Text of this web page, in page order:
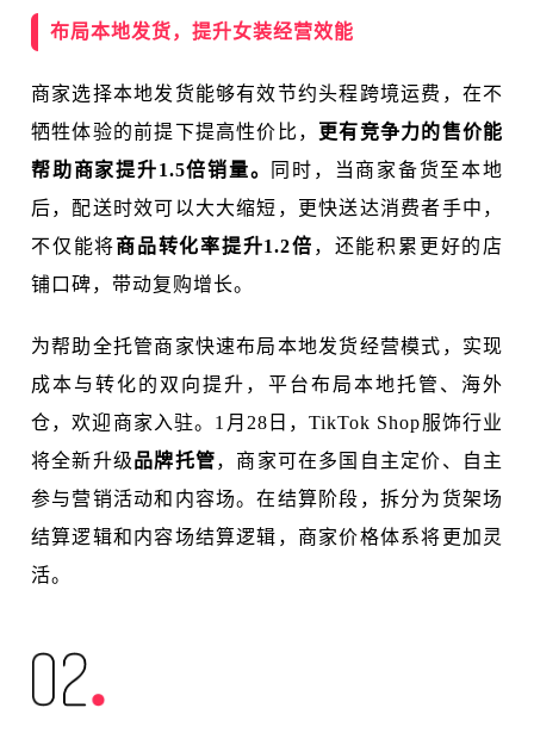
布局本地发货，提升女装经营效能
商家选择本地发货能够有效节约头程跨境运费，在不
牺牲体验的前提下提高性价比，
更有竞争力的售价能
帮助商家提升1.5倍销量。
同时，当商家备货至本地
后，配送时效可以大大缩短，更快送达消费者手中，
不仅能将商品转化率提升1.2倍 ，还能积累更好的店
铺口碑，带动复购增长。
为帮助全托管商家快速布局本地发货经营模式，实现
成本与转化的双向提升，平台布局本地托管、海外
仓，欢迎商家入驻。1月28日，TikTok Shop服饰行业
将全新升级品牌托管，商家可在多国自主定价、自主
参与营销活动和内容场。在结算阶段，拆分为货架场
结算逻辑和内容场结算逻辑，商家价格体系将更加灵
活。